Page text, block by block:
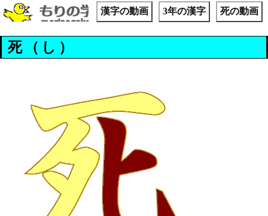
漢字の動画 3年の漢字 死の動画
死（し）